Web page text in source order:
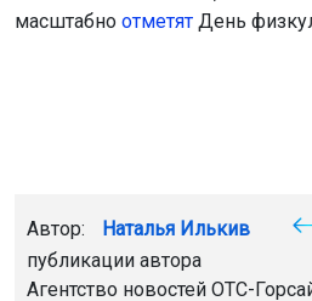
Автор: Наталья Илькив
Главная Новости ЖКХ